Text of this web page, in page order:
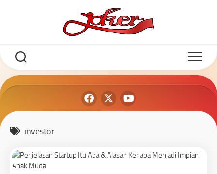
investor